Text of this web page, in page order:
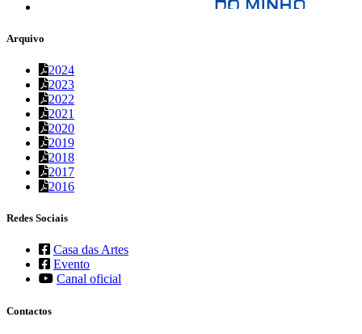
Arquivo
2024
2023
2022
2021
2020
2019
2018
2017
2016
Redes Sociais
Casa das Artes
Evento
Canal oficial
Contactos